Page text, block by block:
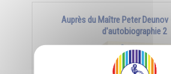
Auprès du Maître Peter
d'autobiographie 2